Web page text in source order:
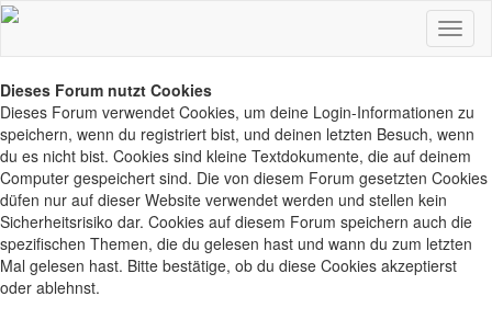
Dieses Forum nutzt Cookies
Dieses Forum verwendet Cookies, um deine Login-Informationen zu
speichern, wenn du registriert bist, und deinen letzten Besuch, wenn
du es nicht bist. Cookies sind kleine Textdokumente, die auf deinem
Computer gespeichert sind. Die von diesem Forum gesetzten Cookies
düfen nur auf dieser Website verwendet werden und stellen kein
Sicherheitsrisiko dar. Cookies auf diesem Forum speichern auch die
spezifischen Themen, die du gelesen hast und wann du zum letzten
Mal gelesen hast. Bitte bestätige, ob du diese Cookies akzeptierst
oder ablehnst.